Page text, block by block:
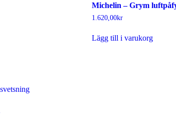
Michelin – Grym
1.620,00kr
Lägg till i varukorg